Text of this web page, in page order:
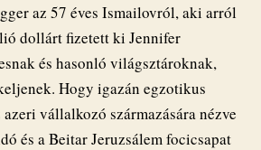
az 57 éves Ismailovról, aki arról
dollárt fizetett ki Jennifer
és hasonló világsztároknak,
Hogy igazán egzotikus
vállalkozó származására nézve
és a Beitar Jeruzsálem focicsapat